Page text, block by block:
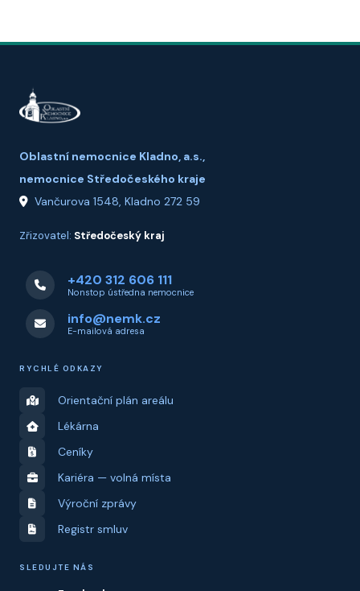
Oblastní nemocnice Kladno, a.s.,
nemocnice Středočeského kraje
Vančurova 1548, Kladno 272 59
Zřizovatel: Středočeský kraj
+420 312 606 111
Nonstop ústředna nemocnice
info@nemk.cz
E-mailová adresa
RYCHLÉ ODKAZY
Orientační plán areálu
Lékárna
Ceníky
Kariéra — volná místa
Výroční zprávy
Registr smluv
SLEDUJTE NÁS